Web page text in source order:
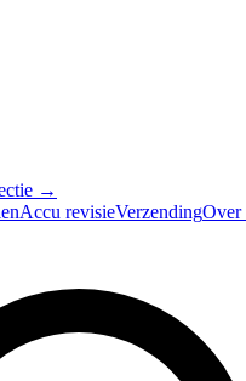
→
Accu revisieVerzendingOver